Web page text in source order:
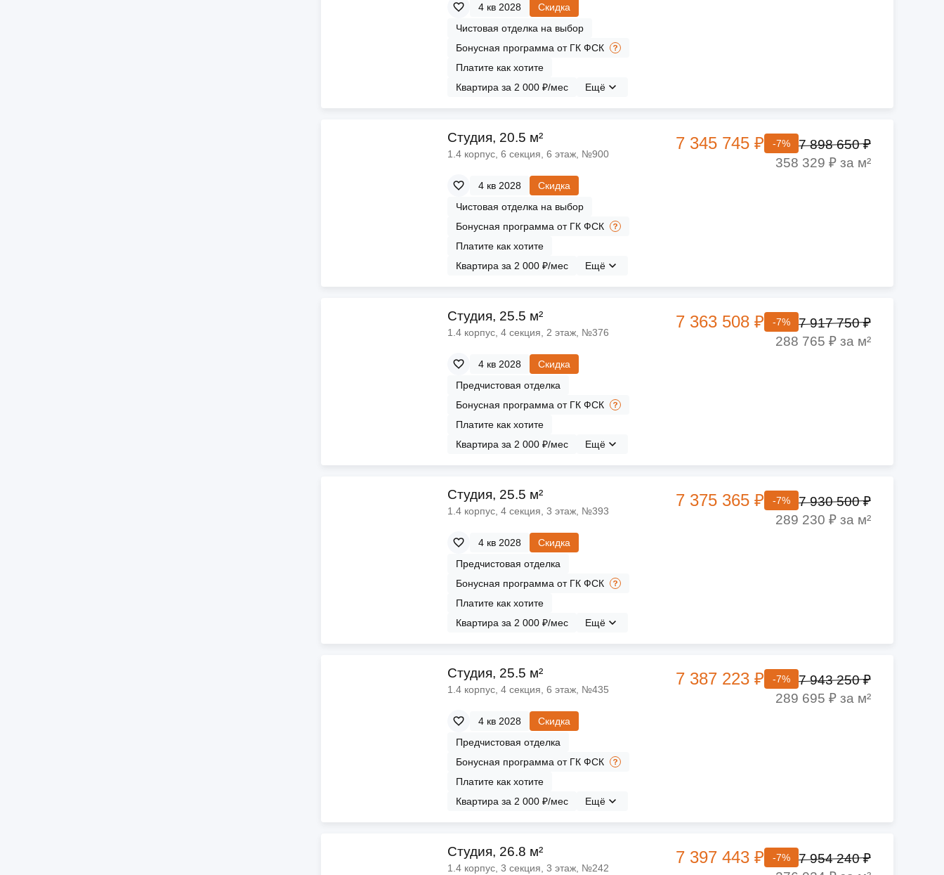
4 кв 2028
Скидка
Чистовая отделка на выбор
Бонусная программа от ГК ФСК
Платите как хотите
Квартира за 2 000 ₽/мес
Ещё
Cтудия, 20.5 м²
1.4 корпус, 6 секция, 6 этаж, №900
4 кв 2028
Скидка
Чистовая отделка на выбор
Бонусная программа от ГК ФСК
Платите как хотите
Квартира за 2 000 ₽/мес
Ещё
7 345 745 ₽ -7%
7 898 650 ₽
358 329 ₽ за м²
Cтудия, 25.5 м²
1.4 корпус, 4 секция, 2 этаж, №376
4 кв 2028
Скидка
Предчистовая отделка
Бонусная программа от ГК ФСК
Платите как хотите
Квартира за 2 000 ₽/мес
Ещё
7 363 508 ₽ -7%
7 917 750 ₽
288 765 ₽ за м²
Cтудия, 25.5 м²
1.4 корпус, 4 секция, 3 этаж, №393
4 кв 2028
Скидка
Предчистовая отделка
Бонусная программа от ГК ФСК
Платите как хотите
Квартира за 2 000 ₽/мес
Ещё
7 375 365 ₽ -7%
7 930 500 ₽
289 230 ₽ за м²
Cтудия, 25.5 м²
1.4 корпус, 4 секция, 6 этаж, №435
4 кв 2028
Скидка
Предчистовая отделка
Бонусная программа от ГК ФСК
Платите как хотите
Квартира за 2 000 ₽/мес
Ещё
7 387 223 ₽ -7%
7 943 250 ₽
289 695 ₽ за м²
Cтудия, 26.8 м²
1.4 корпус, 3 секция, 3 этаж, №242
7 397 443 ₽ -7%
7 954 240 ₽